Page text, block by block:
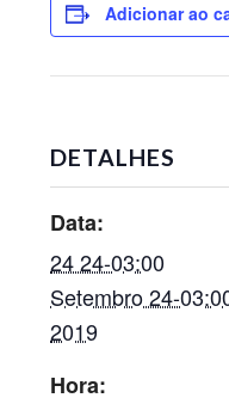
Adicionar ao
DETALHES
Data:
24 24-03:00
Setembro 24-
2019
Hora: